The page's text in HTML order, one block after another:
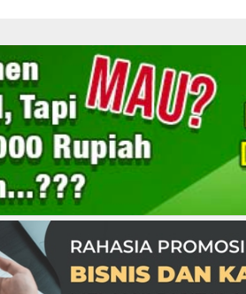
Tentang Kami Berita